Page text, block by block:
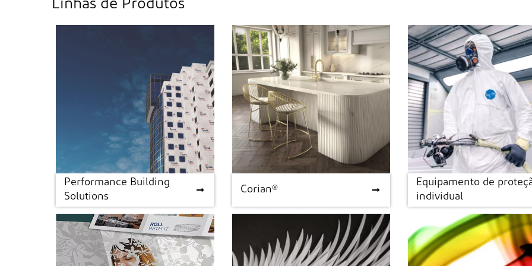
Linhas de Produtos
Performance Building
Solutions
Performance Building
Solutions
Corian®
Corian®
Equipamento de
individual
Equipamento de
individual